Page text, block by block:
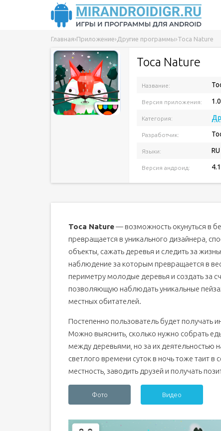
Главная›Приложение› Другие программы›Toca Nature
Toca Nature
Название:
Версия приложения:
Категория:
Разработчик:
Языки: RU
Версия андроид:
Toca Nature— возможность окунуться в
превращается в уникального дизайнера,
объекты, сажать деревья и следить за
наблюдение за которым превращается в
периметру молодые деревья и создать за
позволяющую наблюдать уникальные
местных обитателей.
Постепенно пользователь будет
Можно выяснить, сколько нужно собрать
между деревьями, но за их деятельностью
светлого времени суток в ночь тоже таит
местность, заводить друзей и получать
Фото Видео